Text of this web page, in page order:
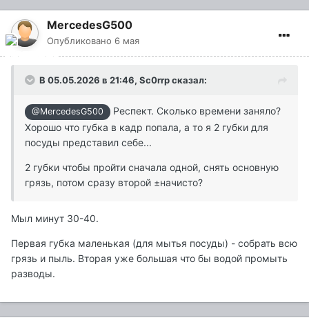
MercedesG500
Опубликовано 6 мая
В 05.05.2026 в 21:46, Sc0rrpсказал:
@MercedesG500
Респект. Сколько времени заняло?
Хорошо что губка в кадр попала, а то я 2 губки для
посуды представил себе...
2 губки чтобы пройти сначала одной, снять основную
грязь, потом сразу второй ±начисто?
Мыл минут 30-40.
Первая губка маленькая (для мытья посуды) - собрать всю
грязь и пыль. Вторая уже большая что бы водой промыть
разводы.